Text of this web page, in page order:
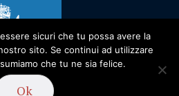
di Alessandria - 2019
sicuri che tu possa avere la
sito. Se continui ad utilizzare
che tu ne sia felice.
Ok